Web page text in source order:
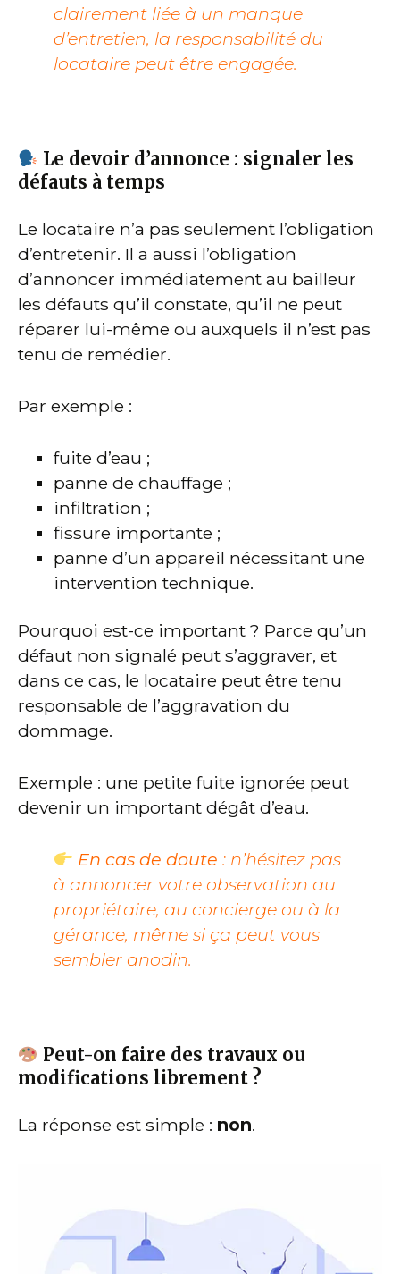
clairement liée à un manque
d’entretien, la responsabilité du
locataire peut être engagée.
Le devoir d’annonce : signaler les
défauts à temps
Le locataire n’a pas seulement l’obligation
d’entretenir. Il a aussi l’obligation
d’annoncer immédiatement au bailleur
les défauts qu’il constate, qu’il ne peut
réparer lui-même ou auxquels il n’est pas
tenu de remédier.
Par exemple :
fuite d’eau ;
panne de chauffage ;
infiltration ;
fissure importante ;
panne d’un appareil nécessitant une
intervention technique.
Pourquoi est-ce important ? Parce qu’un
défaut non signalé peut s’aggraver, et
dans ce cas, le locataire peut être tenu
responsable de l’aggravation du
dommage.
Exemple : une petite fuite ignorée peut
devenir un important dégât d’eau.
En cas de doute : n’hésitez pas
à annoncer votre observation au
propriétaire, au concierge ou à la
gérance, même si ça peut vous
sembler anodin.
Peut-on faire des travaux ou
modifications librement ?
La réponse est simple : non.